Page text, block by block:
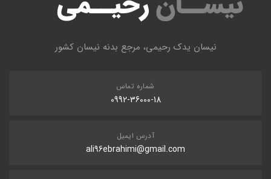
نیسان یدک رحیمی، مرجع بدنه نیسان کشور
شماره تماس
0992-36000-18
آدرس ایمیل
ali96ebrahimi@gmail.com